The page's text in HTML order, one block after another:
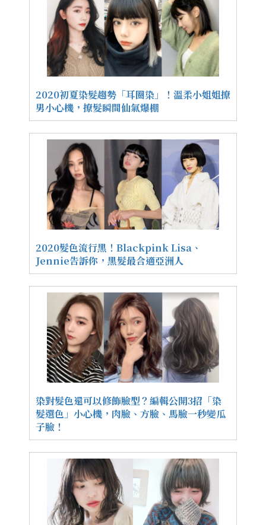
2020初夏染髮趨勢「耳圈染」！溫柔小姐姐撩
男小心機，撩髮瞬間仙氣爆棚
2020髮色流行黑！Blackpink Lisa、
Jennie告訴你，黑髮最合適亞洲人
染對髮色還可以修飾臉型？編輯公開3招「染
髮選色」小心機，肉臉、方臉、馬臉一秒變瓜
子臉！